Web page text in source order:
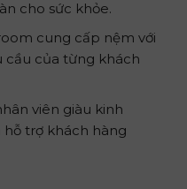
cho sức khỏe.
cung cấp nệm với
cầu của từng khách
viên giàu kinh
hỗ trợ khách hàng